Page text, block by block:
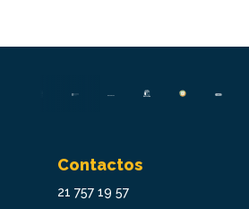
Contactos
21 757 19 57